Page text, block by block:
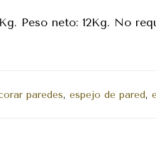
Peso neto: 12Kg. No
paredes, espejo de pared,